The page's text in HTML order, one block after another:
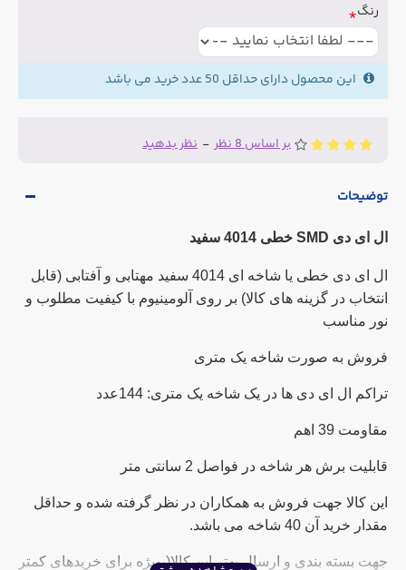
بر اساس 8 نظر - نظر بدهید
رنگ
این محصول دارای حداقل 50 عدد خرید می باشد
توضیحات
ال ای دی SMD خطی 4014 سفید
ال ای دی خطی یا شاخه ای 4014 سفید مهتابی و آفتابی (قابل
انتخاب در گزینه های کالا) بر روی آلومینیوم با کیفیت مطلوب و
نور مناسب
فروش به صورت شاخه یک متری
تراکم ال ای دی ها در یک شاخه یک متری: 144عدد
مقاومت 39 اهم
قابلیت برش هر شاخه در فواصل 2 سانتی متر
این کالا جهت فروش به همکاران در نظر گرفته شده و حداقل
مقدار خرید آن 40 شاخه می باشد.
جهت بسته بندی و ارسال بهتر این کالا(بویژه برای خریدهای کمتر